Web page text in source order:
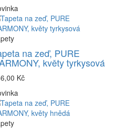
na zeď, PURE
květy tyrkysová
Kč